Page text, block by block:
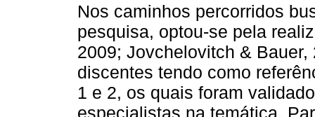
Nos caminhos percorridos
pesquisa, optou-se pela
2009; Jovchelovitch &
discentes tendo como
1 e 2, os quais foram
especialistas na temática.